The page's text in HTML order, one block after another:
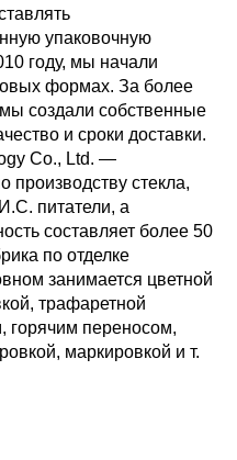
упаковочную
году, мы начали
формах. За более
создали собственные
и сроки доставки.
Co., Ltd. —
производству стекла,
питатели, а
составляет более 50
по отделке
занимается цветной
трафаретной
горячим переносом,
маркировкой и т.